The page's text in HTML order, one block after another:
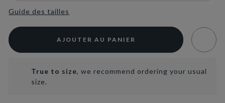
Guide des tailles
AJOUTER AU PANIER
True to size, we recommend ordering your usual
size.